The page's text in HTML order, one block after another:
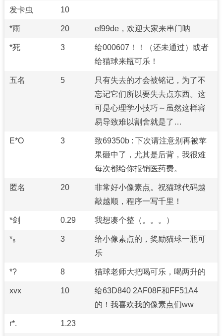
发卡虫 10
*雨 20 ef99de，欢迎大家来串门呐
*死 3
给000607！！（还未通过）或者
给猫球来瓶可乐！
五名 5
只有失去的才会被铭记，为了不
忘记它们所以要失去点东西。这
可是心理学小技巧～虽然这样容
易导致难以割舍就是了…
E*O 3
致69350b : 下次请注意别再被苹
果砸中了，尤其是后背，我很难
每次都给你报销医药费。
匿名 20
非常好小像素点。祝猫球代码越
敲越顺，程序一写千里！
*剑 0.29 我想凑个整（。。。）
*₆ 3
给小像素点的，奖励猫球一瓶可
乐
*? 8 猫球老师大把喝可乐，喝两升的
xvx 10
给63D840 2AF08F和FF51A4
的！我喜欢我的像素点们ww
r*. 1.23